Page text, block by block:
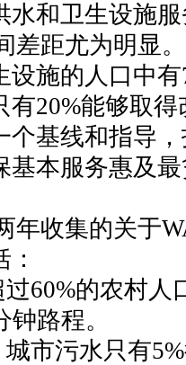
水和卫生设施
差距尤为明显
设施的人口中
有20%能够取
个基线和指导
基本服务惠及
年收集的关于
过60%的农村
路程。
城市污水只有